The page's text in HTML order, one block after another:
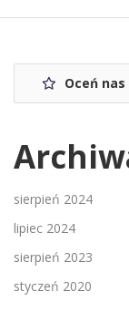
Oceń
sierpień 2024
lipiec 2024
sierpień 2023
styczeń 2020